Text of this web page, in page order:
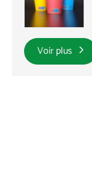
Voir plus